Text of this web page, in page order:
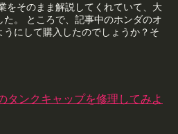
をそのまま解説してくれていて、大
。 ところで、記事中のホンダのオ
にして購入したのでしょうか？そ
タンクキャップを修理してみよ